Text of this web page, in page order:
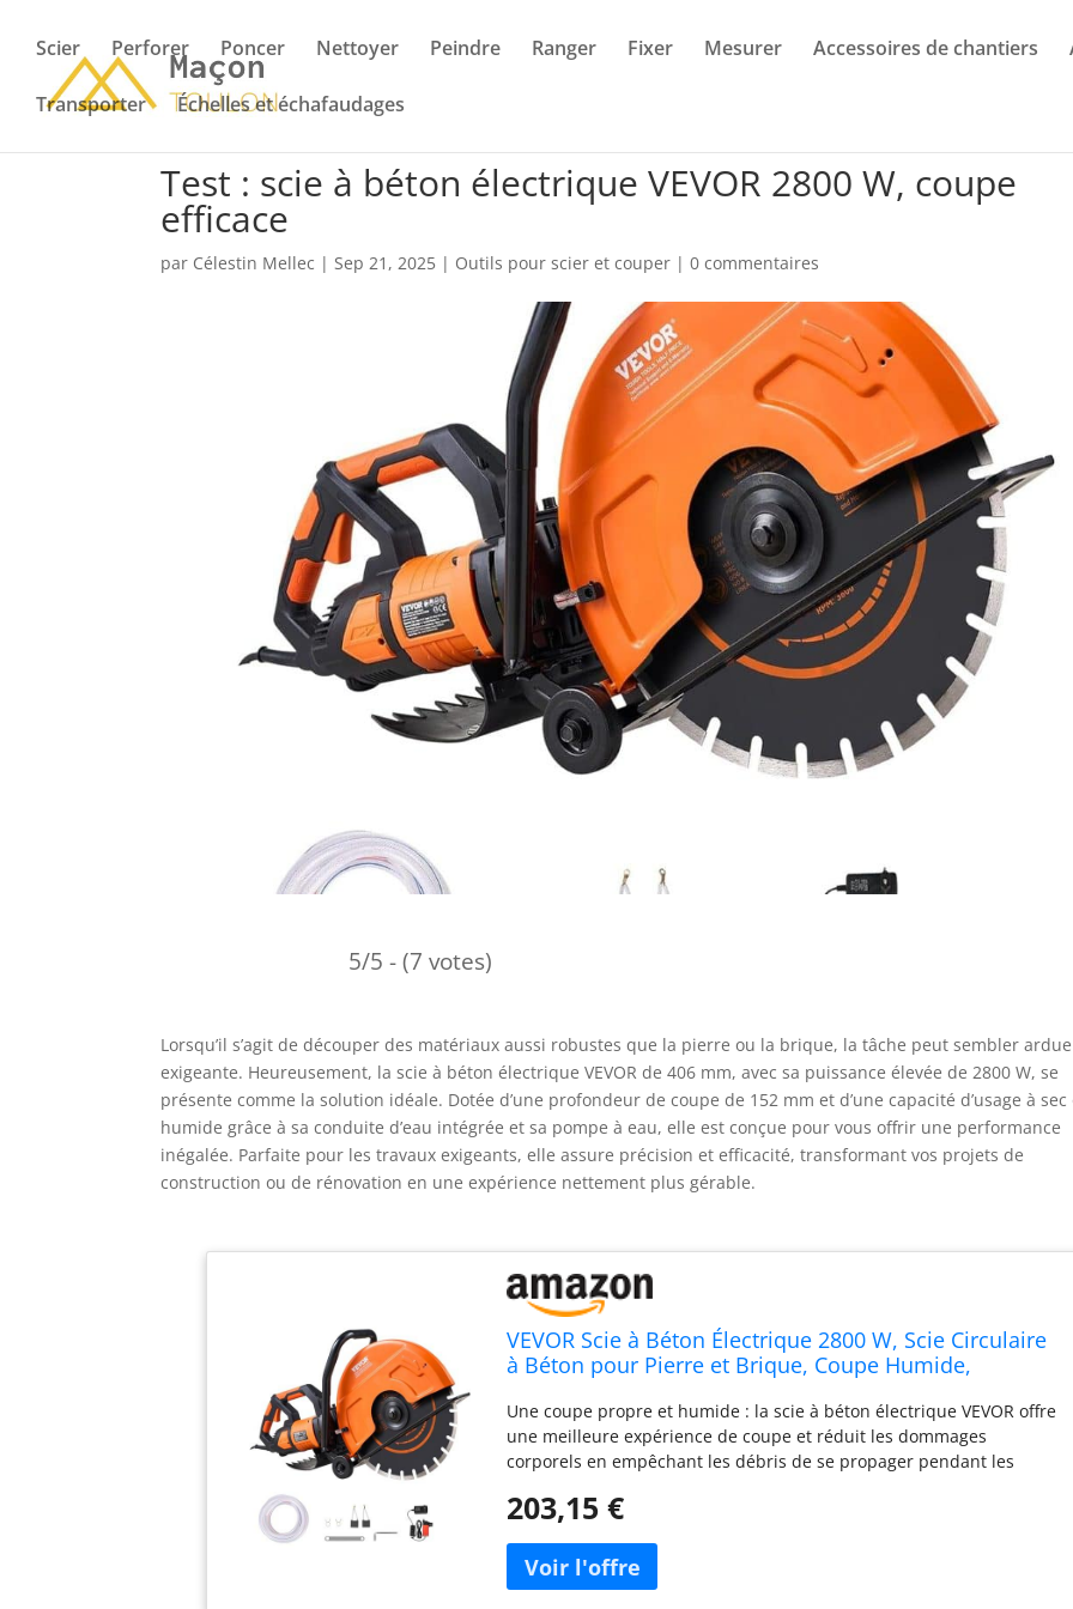
Scier Perforer Poncer Nettoyer Peindre Ranger Fixer Mesurer Accessoires de chantiers
Transporter Échelles et échafaudages
Test : scie à béton électrique VEVOR 2800 W, coupe
efficace
par Célestin Mellec |Sep 21, 2025 | Outils pour scier et couper |0 commentaires
5/5 - (7 votes)
Lorsqu’il s’agit de découper des matériaux aussi robustes que la pierre ou la brique, la tâche peut sembler
exigeante. Heureusement, la scie à béton électrique VEVOR de 406 mm, avec sa puissance élevée de 2800 W, se
présente comme la solution idéale. Dotée d’une profondeur de coupe de 152 mm et d’une capacité d’usage à sec
humide grâce à sa conduite d’eau intégrée et sa pompe à eau, elle est conçue pour vous offrir une performance
inégalée. Parfaite pour les travaux exigeants, elle assure précision et efficacité, transformant vos projets de
construction ou de rénovation en une expérience nettement plus gérable.
VEVOR Scie à Béton Électrique 2800 W, Scie Circulaire
à Béton pour Pierre et Brique, Coupe Humide,
Disque 406 mm, avec Pompe à Eau, Tuyau d'Eau et
Lame
Une coupe propre et humide : la scie à béton électrique VEVOR offre
une meilleure expérience de coupe et réduit les dommages
corporels en empêchant les débris de se propager pendant les
humide, qui permet une pulvérisation directe d'eau et élimine le
la sécurité opérationnelle et facilite la découpe. Coupez en toute
simplicité : la scie à béton, est alimentée par un puissant moteur,
203,15 €